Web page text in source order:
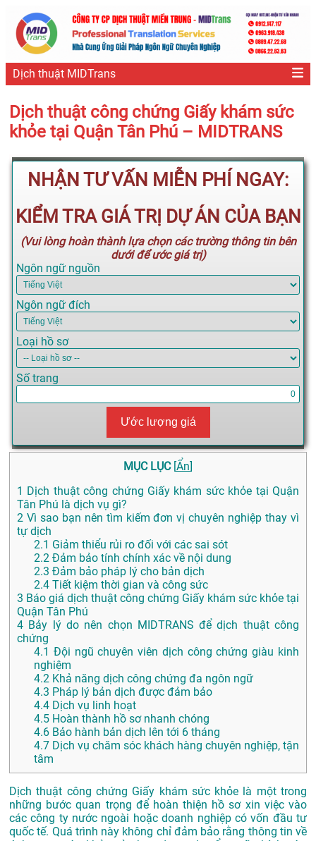
Dịch thuật MIDTrans
Dịch thuật công chứng Giấy khám sức
khỏe tại Quận Tân Phú – MIDTRANS
NHẬN TƯ VẤN MIỄN PHÍ NGAY:
KIỂM TRA GIÁ TRỊ DỰ ÁN CỦA BẠN
(Vui lòng hoàn thành lựa chọn các trường thông tin bên
dưới để ước giá trị)
Ngôn ngữ nguồn
Ngôn ngữ đích
Loại hồ sơ
Số trang
Ước lượng giá
MỤC LỤC [Ẩn]
1 Dịch thuật công chứng Giấy khám sức khỏe tại Quận
Tân Phú là dịch vụ gì?
2 Vì sao bạn nên tìm kiếm đơn vị chuyên nghiệp thay vì
tự dịch
2.1 Giảm thiểu rủi ro đối với các sai sót
2.2 Đảm bảo tính chính xác về nội dung
2.3 Đảm bảo pháp lý cho bản dịch
2.4 Tiết kiệm thời gian và công sức
3 Báo giá dịch thuật công chứng Giấy khám sức khỏe tại
Quận Tân Phú
4 Bảy lý do nên chọn MIDTRANS để dịch thuật công
chứng
4.1 Đội ngũ chuyên viên dịch công chứng giàu kinh
nghiệm
4.2 Khả năng dịch công chứng đa ngôn ngữ
4.3 Pháp lý bản dịch được đảm bảo
4.4 Dịch vụ linh hoạt
4.5 Hoàn thành hồ sơ nhanh chóng
4.6 Bảo hành bản dịch lên tới 6 tháng
4.7 Dịch vụ chăm sóc khách hàng chuyên nghiệp, tận
tâm
Dịch thuật công chứng Giấy khám sức khỏe là một trong
những bước quan trọng để hoàn thiện hồ sơ xin việc vào
các công ty nước ngoài hoặc doanh nghiệp có vốn đầu tư
quốc tế. Quá trình này không chỉ đảm bảo rằng thông tin về